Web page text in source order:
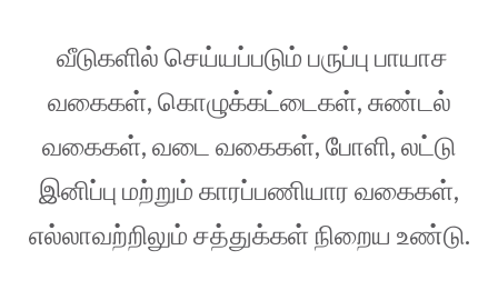
வீடுகளில் செய்யப்படும் பருப்பு பாயாச
வகைகள், கொழுக்கட்டைகள், சுண்டல்
வகைகள், வடை வகைகள், போளி, லட்டு
இனிப்பு மற்றும் காரப்பணியார வகைகள்,
எல்லாவற்றிலும் சத்துக்கள் நிறைய உண்டு.